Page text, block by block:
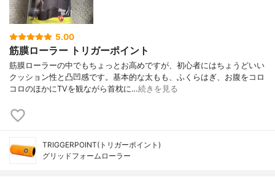
5.00
筋膜ローラー トリガーポイント
筋膜ローラーの中でもちょっとお高めですが、初心者にはちょうどいい
クッション性と凸凹感です。基本的な太もも、ふくらはぎ、お腹をコロ
コロのほかにTVを観ながら首枕に…続きを見る
TRIGGERPOINT(トリガーポイント)
グリッドフォームローラー